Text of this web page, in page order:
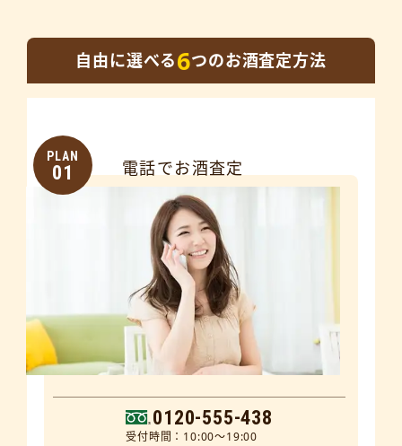
自由に選べる6つのお酒査定方法
PLAN
01 電話でお酒査定
0120-555-438
受付時間：10:00～19:00